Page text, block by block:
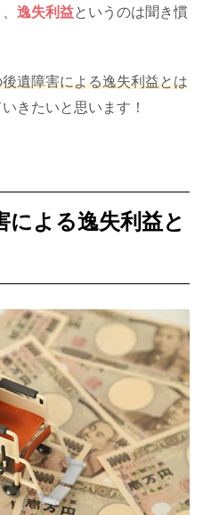
逸失利益というのは聞き慣
遺障害による逸失利益とは
きたいと思います！
による逸失利益と